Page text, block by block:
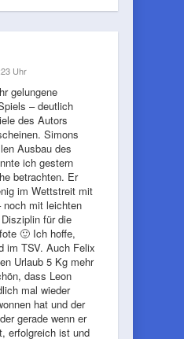
Uhr
gelungene
– deutlich
des Autors
Simons
Ausbau des
ich gestern
betrachten. Er
im Wettstreit mit
mit leichten
für die
🙂 Ich hoffe,
im TSV. Auch Felix
Urlaub 5 Kg mehr
dass Leon
mal wieder
hat und der
gerade wenn er
erfolgreich ist und